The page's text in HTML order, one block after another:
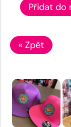
Přidat do
« Zpět